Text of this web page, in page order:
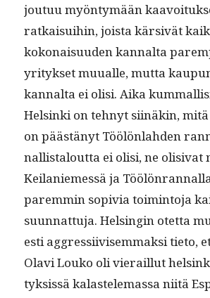
joutuu myön­tymään
ratkaisui­hin, joista kär­sivät
kokon­aisu­u­den kannal­ta
yri­tyk­set muualle, mut­ta
kannal­ta ei olisi. Aika
Helsin­ki on tehnyt siinäkin,
on päästänyt Töölön­lah­den
nal­listalout­ta ei olisi, ne oli­si­vat
Keilaniemessä ja
parem­min sopivia toim­into­ja
suun­nat­tu­ja. Helsin­gin otet­ta
es­ti aggres­si­ivisem­mak­si tieto,
Olavi Louko oli vierail­lut
tyk­sis­sä kalastele­mas­sa niitä